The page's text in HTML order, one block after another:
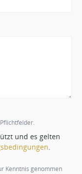
und es gelten
Kenntnis genommen